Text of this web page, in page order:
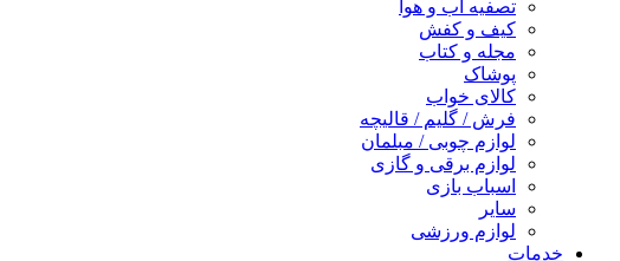
تصفیه آب و هوا
کیف و کفش
مجله و کتاب
پوشاک
کالای خواب
فرش / گلیم / قالیچه
لوازم چوبی / مبلمان
لوازم برقی و گازی
اسباب بازی
سایر
لوازم ورزشی
خدمات